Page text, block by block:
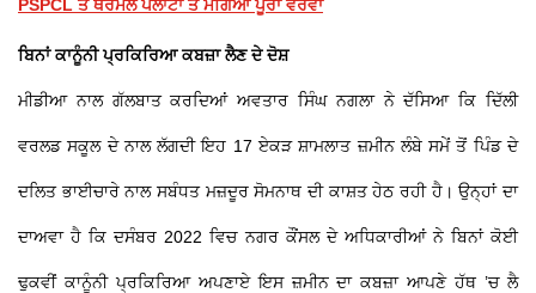
PSPCL ਤੇ ਥਰਮਲ ਪਲਾਂਟਾਂ ਤੋਂ ਮੰਗਿਆ ਪੂਰਾ ਵੇਰਵਾ
ਬਿਨਾਂ ਕਾਨੂੰਨੀ ਪ੍ਰਕਿਰਿਆ ਕਬਜ਼ਾ ਲੈਣ ਦੇ ਦੋਸ਼
ਮੀਡੀਆ ਨਾਲ ਗੱਲਬਾਤ ਕਰਦਿਆਂ ਅਵਤਾਰ ਸਿੰਘ ਨਗਲਾ ਨੇ ਦੱਸਿਆ ਕਿ ਦਿੱਲੀ
ਵਰਲਡ ਸਕੂਲ ਦੇ ਨਾਲ ਲੱਗਦੀ ਇਹ 17 ਏਕੜ ਸ਼ਾਮਲਾਤ ਜ਼ਮੀਨ ਲੰਬੇ ਸਮੇਂ ਤੋਂ ਪਿੰਡ ਦੇ
ਦਲਿਤ ਭਾਈਚਾਰੇ ਨਾਲ ਸਬੰਧਤ ਮਜ਼ਦੂਰ ਸੋਮਨਾਥ ਦੀ ਕਾਸ਼ਤ ਹੇਠ ਰਹੀ ਹੈ। ਉਨ੍ਹਾਂ ਦਾ
ਦਾਅਵਾ ਹੈ ਕਿ ਦਸੰਬਰ 2022 ਵਿਚ ਨਗਰ ਕੌਂਸਲ ਦੇ ਅਧਿਕਾਰੀਆਂ ਨੇ ਬਿਨਾਂ ਕੋਈ
ਢੁਕਵੀਂ ਕਾਨੂੰਨੀ ਪ੍ਰਕਿਰਿਆ ਅਪਣਾਏ ਇਸ ਜ਼ਮੀਨ ਦਾ ਕਬਜ਼ਾ ਆਪਣੇ ਹੱਥ ’ਚ ਲੈ